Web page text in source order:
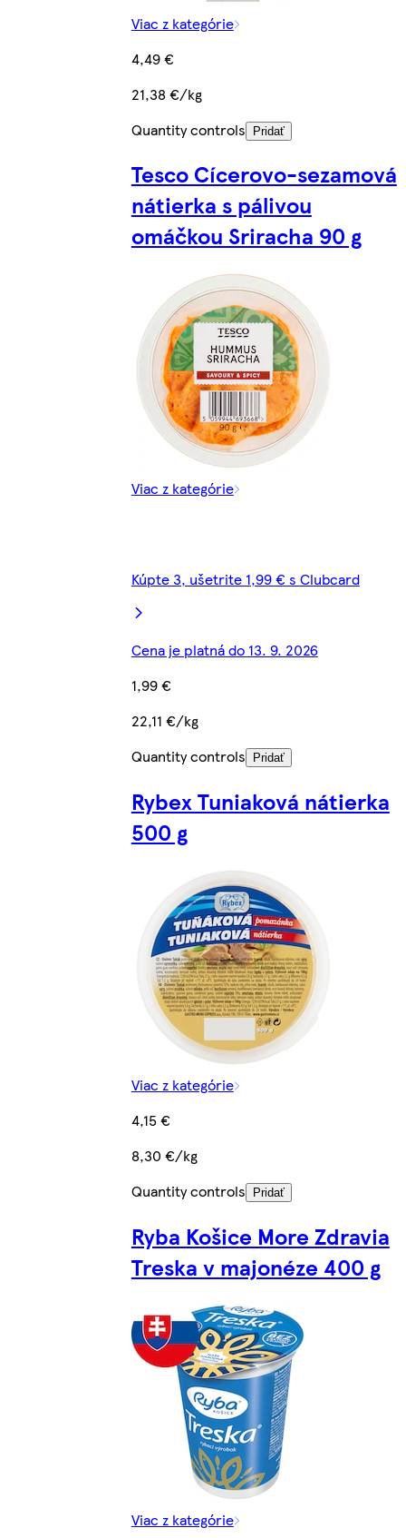
Viac z kategórie
4,49 €
21,38 €/kg
Quantity controls
Pridať
Tesco Cícerovo-sezamová
nátierka s pálivou
omáčkou Sriracha 90 g
Viac z kategórie
Kúpte 3, ušetrite 1,99 € s Clubcard
Cena je platná do 13. 9. 2026
1,99 €
22,11 €/kg
Quantity controls
Pridať
Rybex Tuniaková nátierka
500 g
Viac z kategórie
4,15 €
8,30 €/kg
Quantity controls
Pridať
Ryba Košice More Zdravia
Treska v majonéze 400 g
Viac z kategórie